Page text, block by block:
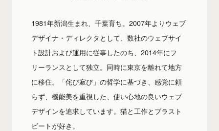
1981年新潟生まれ、千葉育ち。2007年よりウェブ
デザイナ・ディレクタとして、数社のウェブサイ
ト設計および運用に従事したのち、2014年にフ
リーランスとして独立。同時に東京を離れて地方
に移住。「侘び寂び」の哲学に基づき、感覚に頼
らず、機能美を重視した、使い心地の良いウェブ
デザインを追求しています。猫と工作とブラスト
ビートが好き。